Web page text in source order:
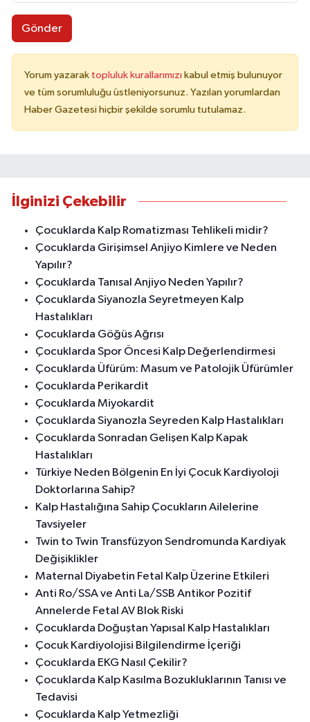
Gönder
Yorum yazarak topluluk kurallarımızı kabul etmiş bulunuyor
ve tüm sorumluluğu üstleniyorsunuz. Yazılan yorumlardan
Haber Gazetesi hiçbir şekilde sorumlu tutulamaz.
İlginizi Çekebilir
Çocuklarda Kalp Romatizması Tehlikeli midir?
Çocuklarda Girişimsel Anjiyo Kimlere ve Neden
Yapılır?
Çocuklarda Tanısal Anjiyo Neden Yapılır?
Çocuklarda Siyanozla Seyretmeyen Kalp
Hastalıkları
Çocuklarda Göğüs Ağrısı
Çocuklarda Spor Öncesi Kalp Değerlendirmesi
Çocuklarda Üfürüm: Masum ve Patolojik Üfürümler
Çocuklarda Perikardit
Çocuklarda Miyokardit
Çocuklarda Siyanozla Seyreden Kalp Hastalıkları
Çocuklarda Sonradan Gelişen Kalp Kapak
Hastalıkları
Türkiye Neden Bölgenin En İyi Çocuk Kardiyoloji
Doktorlarına Sahip?
Kalp Hastalığına Sahip Çocukların Ailelerine
Tavsiyeler
Twin to Twin Transfüzyon Sendromunda Kardiyak
Değişiklikler
Maternal Diyabetin Fetal Kalp Üzerine Etkileri
Anti Ro/SSA ve Anti La/SSB Antikor Pozitif
Annelerde Fetal AV Blok Riski
Çocuklarda Doğuştan Yapısal Kalp Hastalıkları
Çocuk Kardiyolojisi Bilgilendirme İçeriği
Çocuklarda EKG Nasıl Çekilir?
Çocuklarda Kalp Kasılma Bozukluklarının Tanısı ve
Tedavisi
Çocuklarda Kalp Yetmezliği